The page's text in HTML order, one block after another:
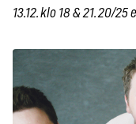
13.12. klo 18 & 21. 20/25